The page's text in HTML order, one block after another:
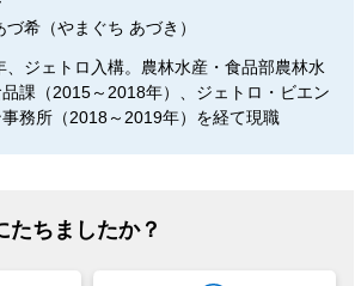
づ希（やまぐち あづき）
、ジェトロ入構。農林水産・食品部農林水
課（2015～2018年）、ジェトロ・ビエン
務所（2018～2019年）を経て現職
たちましたか？